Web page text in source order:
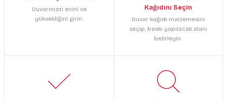
Duvarınızın enini ve
yüksekliğini girin.
Kağıdını Seçin
Duvar kağıdı malzemesini
seçip, baskı yapılacak alanı
belirleyin.